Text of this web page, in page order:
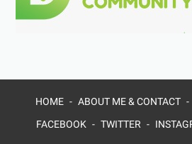
HOME ABOUT ME & CONTACT
FACEBOOK
TWITTER